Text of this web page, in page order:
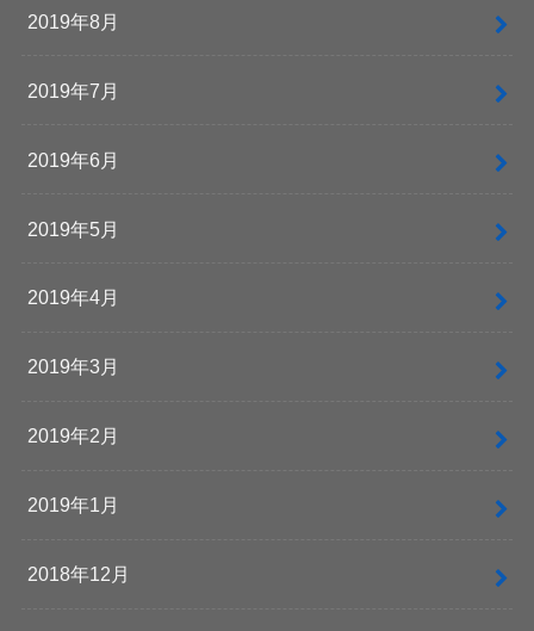
2019年8月
2019年7月
2019年6月
2019年5月
2019年4月
2019年3月
2019年2月
2019年1月
2018年12月